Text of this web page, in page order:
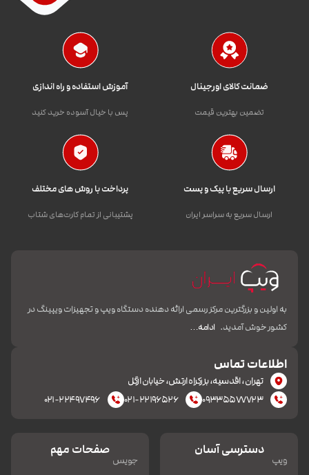
ضمانت کالای اورجینال
تضمین بهترین قیمت
آموزش استفاده و راه اندازی
پس با خیال آسوده خرید کنید
ارسال سریع با پیک و پست
ارسال سریع به سراسر ایران
پرداخت با روش های مختلف
پشتیبانی از تمام کارت‌های شتاب
به اولین و بزرگترین مرکز رسمی ارائه دهنده دستگاه ویپ و تجهیزات ویپینگ در
کشور خوش آمدید. ادامه…
اطلاعات تماس
تهران، اقدسیه، بزرکراه ارتش، خیابان ازگل
۰۹۳۳۵۵۷۷۷۲۳
۰۲۱-۲۲۱۹۶۵۲۶ ۰۲۱-۲۲۴۹۷۴۹۶
دسترسی آسان
ویپ
صفحات مهم
جویس